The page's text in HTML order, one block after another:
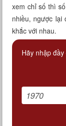
xem chỉ số thì
nhiều, ngược lại
khắc với nhau.
Hãy nhập